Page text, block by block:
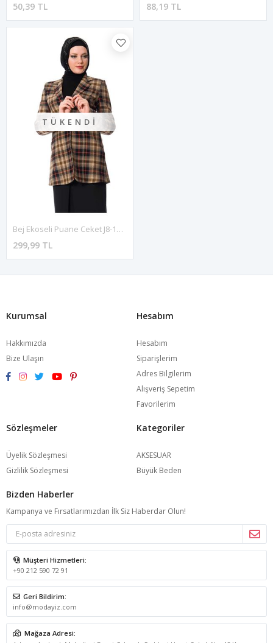
50,39 TL 88,19 TL
TÜKENDI
Bej Ekoseli Puane Ceket J8-100378
299,99 TL
Kurumsal
Hakkımızda
Bize Ulaşın
Hesabım
Hesabım
Siparişlerim
Adres Bilgilerim
Alışveriş Sepetim
Favorilerim
Sözleşmeler
Üyelik Sözleşmesi
Gizlilik Sözleşmesi
Kategoriler
AKSESUAR
Büyük Beden
Bizden Haberler
Kampanya ve Fırsatlarımızdan İlk Siz Haberdar Olun!
Müşteri Hizmetleri:
+90 212 590 72 91
Geri Bildirim:
info@modayiz.com
Mağaza Adresi: